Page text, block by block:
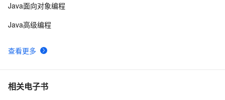
查看更多
Java面向对象编程
Java高级编程
相关电子书